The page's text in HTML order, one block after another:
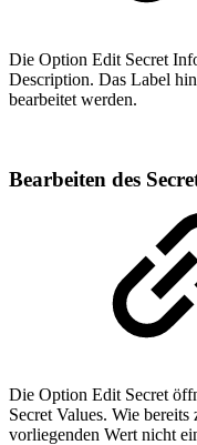
Die Option Edit Secret
Description. Das Label
bearbeitet werden.
Bearbeiten des
Die Option Edit Secret
Secret Values. Wie
vorliegenden Wert nicht